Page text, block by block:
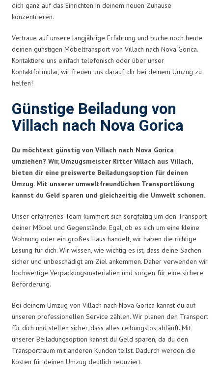
dich ganz auf das Einrichten in deinem neuen Zuhause
konzentrieren.
Vertraue auf unsere langjährige Erfahrung und buche noch heute
deinen günstigen Möbeltransport von Villach nach Nova Gorica.
Kontaktiere uns einfach telefonisch oder über unser
Kontaktformular, wir freuen uns darauf, dir bei deinem Umzug zu
helfen!
Günstige Beiladung von
Villach nach Nova Gorica
Du möchtest günstig von Villach nach Nova Gorica
umziehen? Wir, Umzugsmeister Ritter Villach aus Villach,
bieten dir eine preiswerte Beiladungsoption für deinen
Umzug. Mit unserer umweltfreundlichen Transportlösung
kannst du Geld sparen und gleichzeitig die Umwelt schonen.
Unser erfahrenes Team kümmert sich sorgfältig um den Transport
deiner Möbel und Gegenstände. Egal, ob es sich um eine kleine
Wohnung oder ein großes Haus handelt, wir haben die richtige
Lösung für dich. Wir wissen, wie wichtig es ist, dass deine Sachen
sicher und unbeschädigt am Ziel ankommen. Daher verwenden wir
hochwertige Verpackungsmaterialien und sorgen für eine sichere
Beförderung.
Bei deinem Umzug von Villach nach Nova Gorica kannst du auf
unseren professionellen Service zählen. Wir planen den Transport
für dich und stellen sicher, dass alles reibungslos abläuft. Mit
unserer Beiladungsoption kannst du Geld sparen, da du den
Transportraum mit anderen Kunden teilst. Dadurch werden die
Kosten für deinen Umzug deutlich reduziert.